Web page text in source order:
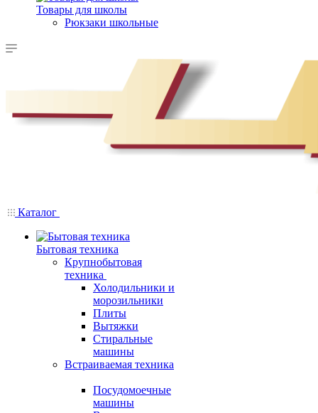
Товары для школы
Рюкзаки школьные
Каталог
Бытовая техника
Крупнобытовая
техника
Холодильники и
морозильники
Плиты
Вытяжки
Стиральные
машины
Встраиваемая техника
Посудомоечные
машины